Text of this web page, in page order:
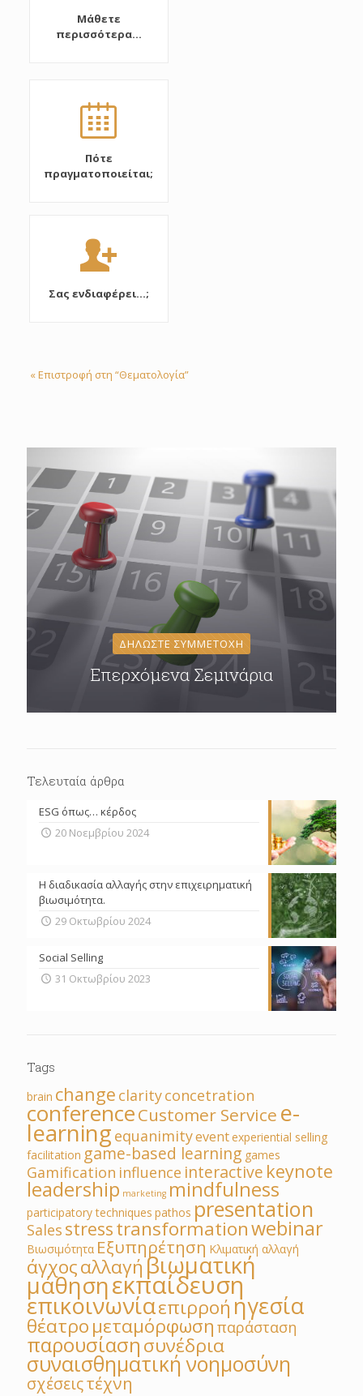
Μάθετε
περισσότερα...
Πότε
πραγματοποιείται;
Σας ενδιαφέρει...;
« Επιστροφή στη “Θεματολογία”
ΔΗΛΩΣΤΕ ΣΥΜΜΕΤΟΧΗ
Επερχόμενα Σεμινάρια
Τελευταία άρθρα
ESG όπως… κέρδος
20 Νοεμβρίου 2024
Η διαδικασία αλλαγής στην επιχειρηματική
βιωσιμότητα.
29 Οκτωβρίου 2024
Social Selling
31 Οκτωβρίου 2023
Tags
brain change clarityconcetration
conferenceCustomer Service e-
learning equanimityeventexperiential selling
facilitation game-based learning games
Gamification influence interactive keynote
leadership marketing mindfulness
participatory techniques pathos presentation
Sales stresstransformationwebinar
Βιωσιμότητα Εξυπηρέτηση Κλιματική αλλαγή
άγχοςαλλαγή βιωματική
μάθησηεκπαίδευση
επικοινωνίαεπιρροή ηγεσία
θέατρομεταμόρφωση παράσταση
παρουσίασησυνέδρια
συναισθηματική νοημοσύνη
σχέσειςτέχνη